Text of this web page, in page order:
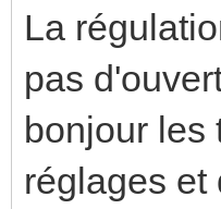
La
pas
bonjour les
réglages et